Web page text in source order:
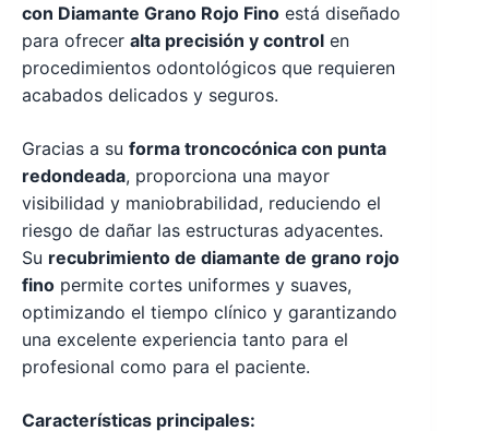
con Diamante Grano Rojo Fino está diseñado
para ofrecer alta precisión y control en
procedimientos odontológicos que requieren
acabados delicados y seguros.
Gracias a su forma troncocónica con punta
redondeada, proporciona una mayor
visibilidad y maniobrabilidad, reduciendo el
riesgo de dañar las estructuras adyacentes.
Su recubrimiento de diamante de grano rojo
fino permite cortes uniformes y suaves,
optimizando el tiempo clínico y garantizando
una excelente experiencia tanto para el
profesional como para el paciente.
Características principales: